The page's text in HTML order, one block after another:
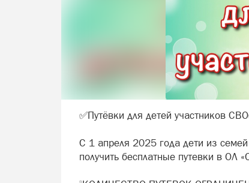
✅Путёвки для детей участников
С 1 апреля 2025 года дети из семей
получить бесплатные путевки в ОЛ